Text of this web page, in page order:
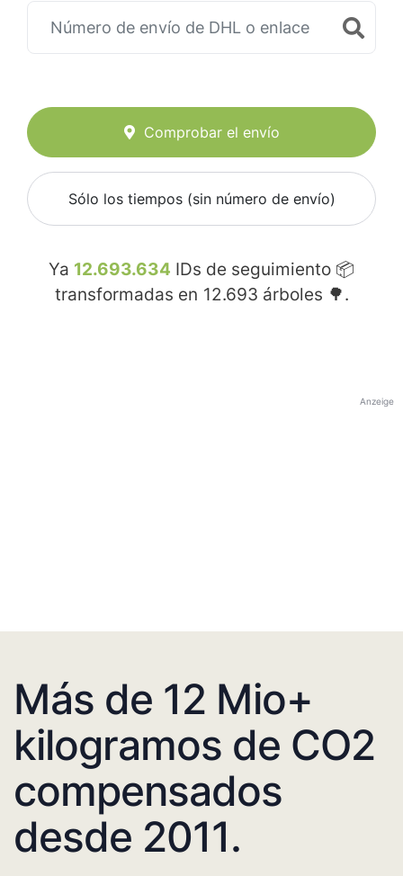
Comprobar el envío
Sólo los tiempos (sin número de envío)
Ya 12.693.634 IDs de seguimiento 📦
transformadas en 12.693 árboles 🌳.
Anzeige
Más de 12 Mio+
kilogramos de CO2
compensados
desde 2011.